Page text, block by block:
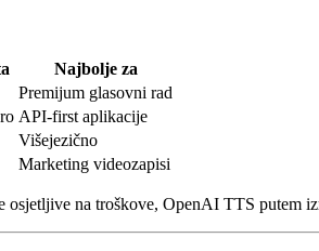
Najbolje za
Premijum glasovni rad
API-first aplikacije
Višejezično
Marketing videozapisi
na troškove, OpenAI TTS putem